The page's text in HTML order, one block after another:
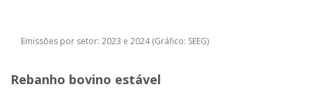
Emissões por setor: 2023 e 2024 (Gráfico: SEEG)
Rebanho bovino estável